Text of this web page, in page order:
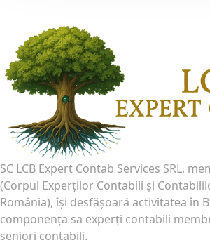
SC LCB Expert Contab Services SRL,
(Corpul Experţilor Contabili şi
România), îşi desfăşoară activitatea în
componenţa sa experţi contabili
seniori contabili.